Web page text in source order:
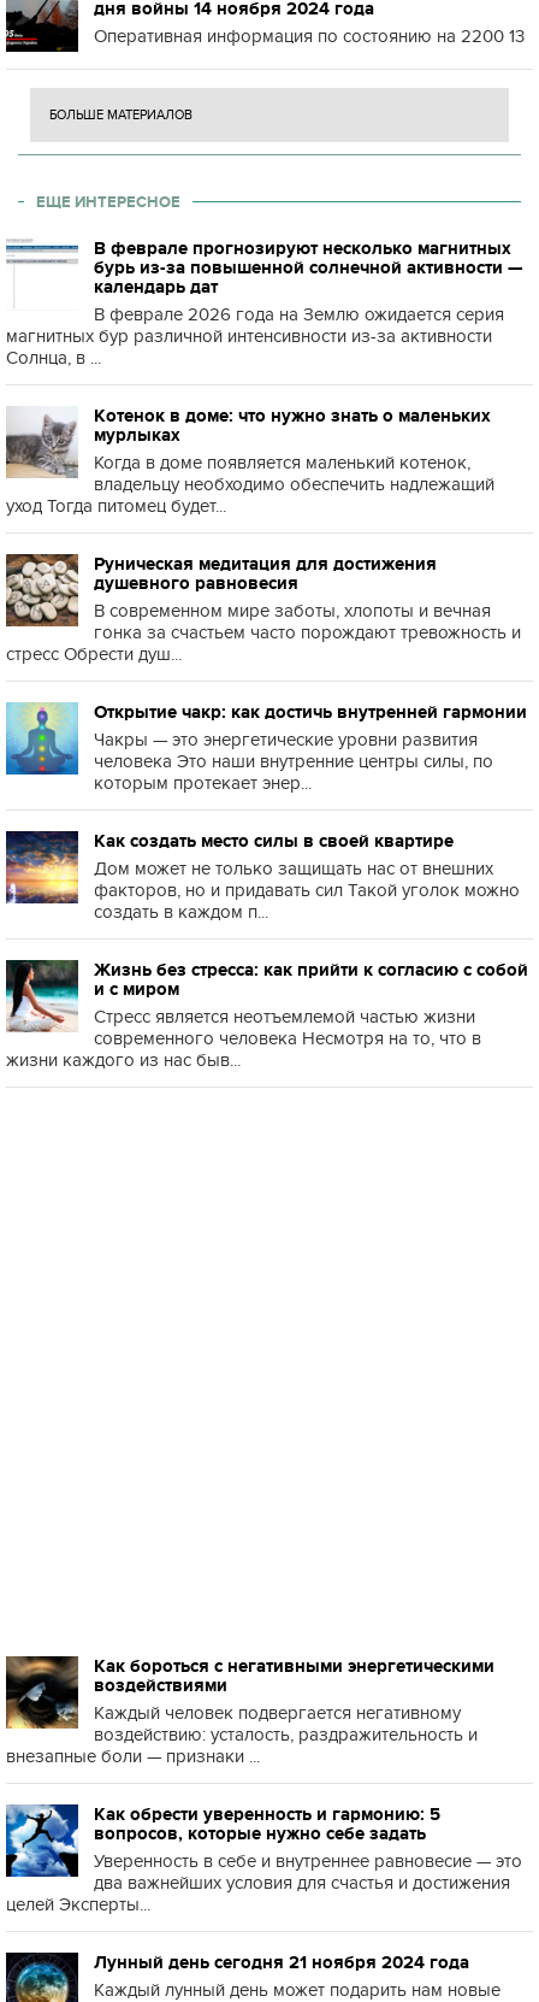
дня войны 14 ноября 2024 года
Оперативная информация по состоянию на 2200 13
БОЛЬШЕ МАТЕРИАЛОВ
ЕЩЕ ИНТЕРЕСНОЕ
В феврале прогнозируют несколько магнитных
бурь из-за повышенной солнечной активности —
календарь дат
В феврале 2026 года на Землю ожидается серия
магнитных бур различной интенсивности из-за активности
Солнца, в ...
Котенок в доме: что нужно знать о маленьких
мурлыках
Когда в доме появляется маленький котенок,
владельцу необходимо обеспечить надлежащий
уход Тогда питомец будет...
Руническая медитация для достижения
душевного равновесия
В современном мире заботы, хлопоты и вечная
гонка за счастьем часто порождают тревожность и
стресс Обрести душ...
Открытие чакр: как достичь внутренней гармонии
Чакры — это энергетические уровни развития
человека Это наши внутренние центры силы, по
которым протекает энер...
Как создать место силы в своей квартире
Дом может не только защищать нас от внешних
факторов, но и придавать сил Такой уголок можно
создать в каждом п...
Жизнь без стресса: как прийти к согласию с собой
и с миром
Стресс является неотъемлемой частью жизни
современного человека Несмотря на то, что в
жизни каждого из нас быв...
Как бороться с негативными энергетическими
воздействиями
Каждый человек подвергается негативному
воздействию: усталость, раздражительность и
внезапные боли — признаки ...
Как обрести уверенность и гармонию: 5
вопросов, которые нужно себе задать
Уверенность в себе и внутреннее равновесие — это
два важнейших условия для счастья и достижения
целей Эксперты...
Лунный день сегодня 21 ноября 2024 года
Каждый лунный день может подарить нам новые